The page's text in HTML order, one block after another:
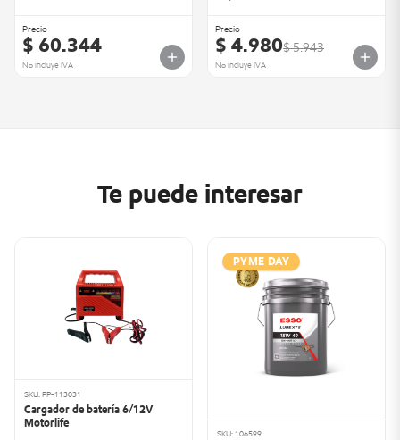
Precio
$ 60.344
No incluye IVA
Precio
$ 4.980$ 5.943
No incluye IVA
Te puede interesar
SKU: PP-113031
Cargador de batería 6/12V
Motorlife
PYME DAY
SKU: 106599